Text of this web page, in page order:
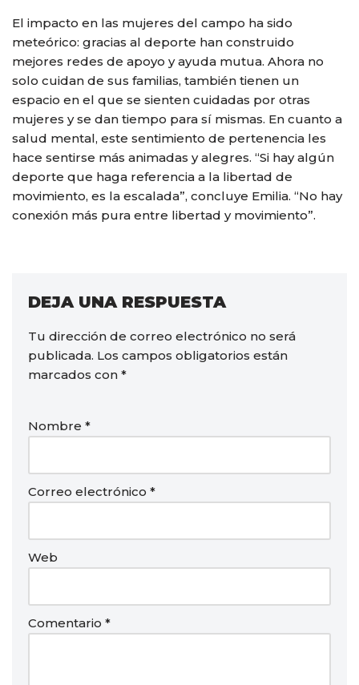
El impacto en las mujeres del campo ha sido
meteórico: gracias al deporte han construido
mejores redes de apoyo y ayuda mutua. Ahora no
solo cuidan de sus familias, también tienen un
espacio en el que se sienten cuidadas por otras
mujeres y se dan tiempo para sí mismas. En cuanto a
salud mental, este sentimiento de pertenencia les
hace sentirse más animadas y alegres. “Si hay algún
deporte que haga referencia a la libertad de
movimiento, es la escalada”, concluye Emilia. “No hay
conexión más pura entre libertad y movimiento”.
DEJA UNA RESPUESTA
Tu dirección de correo electrónico no será
publicada. Los campos obligatorios están
marcados con *
Nombre *
Correo electrónico *
Web
Comentario *